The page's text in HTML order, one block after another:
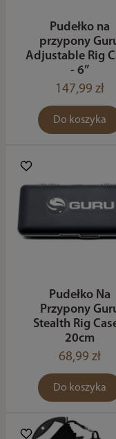
Pudełko na
przypony
Adjustable Rig
- 6”
147,99 zł
Do koszyka
Pudełko Na
Przypony
Stealth Rig
20cm
68,99 zł
Do koszyka